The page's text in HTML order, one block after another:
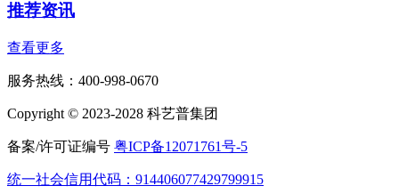
推荐资讯
查看更多
服务热线：400-998-0670
Copyright © 2023-2028 科艺普集团
备案/许可证编号 粤ICP备12071761号-5
统一社会信用代码：914406077429799915